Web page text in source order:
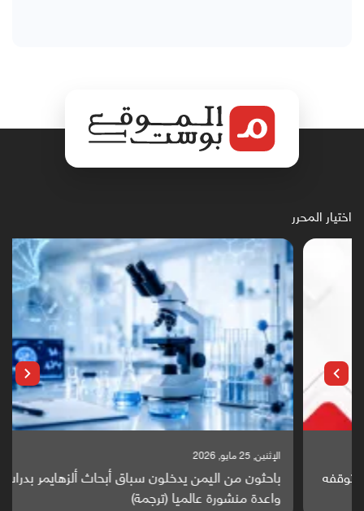
اختيار المحرر
باحثون من اليمن يدخلون سباق أبحاث ألزهايمر بدراسة
واعدة منشورة عالميا (ترجمة)